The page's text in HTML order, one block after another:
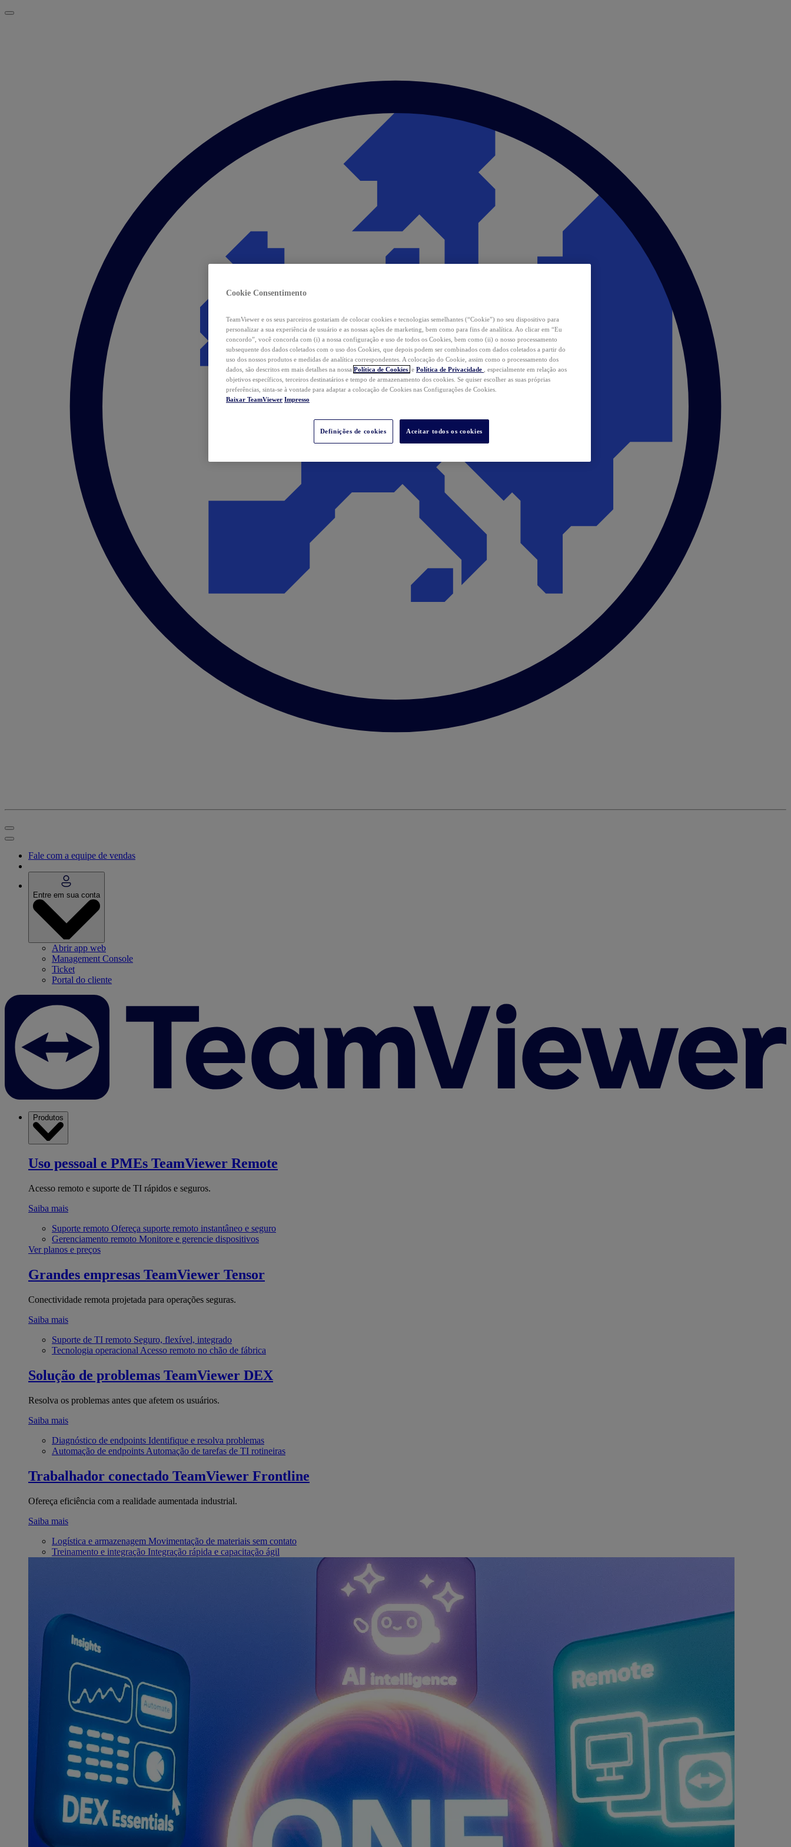
Fale com a equipe de vendas
Entre em sua conta
Abrir app web
Management Console
Ticket
Portal do cliente
Produtos
Uso pessoal e PMEs TeamViewer Remote
Acesso remoto e suporte de TI rápidos e seguros.
Saiba mais
Suporte remoto Ofereça suporte remoto instantâneo e seguro
Gerenciamento remoto Monitore e gerencie dispositivos
Ver planos e preços
Grandes empresas TeamViewer Tensor
Conectividade remota projetada para operações seguras.
Saiba mais
Suporte de TI remoto Seguro, flexível, integrado
Tecnologia operacional Acesso remoto no chão de fábrica
Solução de problemas TeamViewer DEX
Resolva os problemas antes que afetem os usuários.
Saiba mais
Diagnóstico de endpoints Identifique e resolva problemas
Automação de endpoints Automação de tarefas de TI rotineiras
Trabalhador conectado TeamViewer Frontline
Ofereça eficiência com a realidade aumentada industrial.
Saiba mais
Logística e armazenagem Movimentação de materiais sem contato
Treinamento e integração Integração rápida e capacitação ágil
Cookie Consentimento
TeamViewer e os seus parceiros gostariam de colocar cookies e tecnologias semelhantes (“Cookie”) no seu dispositivo para
personalizar a sua experiência de usuário e as nossas ações de marketing, bem como para fins de analítica. Ao clicar em “Eu
concordo”, você concorda com (i) a nossa configuração e uso de todos os Cookies, bem como (ii) o nosso processamento
subsequente dos dados coletados com o uso dos Cookies, que depois podem ser combinados com dados coletados a partir do
uso dos nossos produtos e medidas de analítica correspondentes. A colocação do Cookie, assim como o processamento dos
dados, são descritos em mais detalhes na nossa Política de Cookies e Política de Privacidade
, especialmente em relação aos
objetivos específicos, terceiros destinatários e tempo de armazenamento dos cookies. Se quiser escolher as suas próprias
preferências, sinta-se à vontade para adaptar a colocação de Cookies nas Configurações de Cookies.
Baixar TeamViewer Impresso
Definições de cookies Aceitar todos os cookies